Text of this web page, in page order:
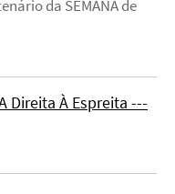
da SEMANA de
Direita À Espreita ---